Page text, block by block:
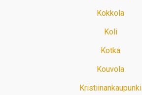
Kokkola
Koli
Kotka
Kouvola
Kristiinankaupunki